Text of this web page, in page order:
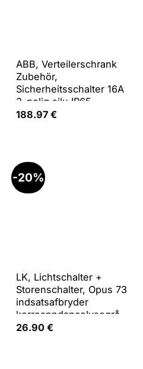
ABB, Verteilerschrank
Zubehör,
Sicherheitsschalter 16A
3-polig silu IP65
Hilfskontakt
188.97 €
-20%
LK, Lichtschalter +
Storenschalter, Opus 73
indsatsafbryder
korrespndancelysegrå
26.90 €